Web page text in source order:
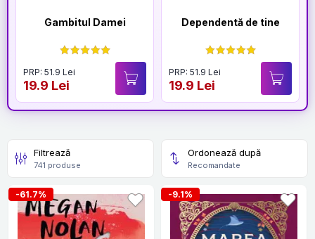
Gambitul Damei
PRP: 51.9 Lei
19.9 Lei
Dependentă de tine
PRP: 51.9 Lei
19.9 Lei
Filtrează
741 produse
Ordonează după
Recomandate
-61.7% -9.1%